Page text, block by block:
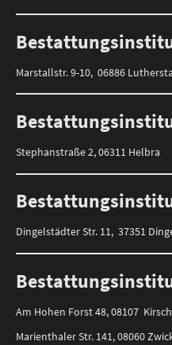
Marstallstr. 9-10, 06886
Stephanstraße 2, 06311 Helbra
Dingelstädter Str. 11, 37351
Am Hohen Forst 48, 08107
Marienthaler Str. 141, 08060